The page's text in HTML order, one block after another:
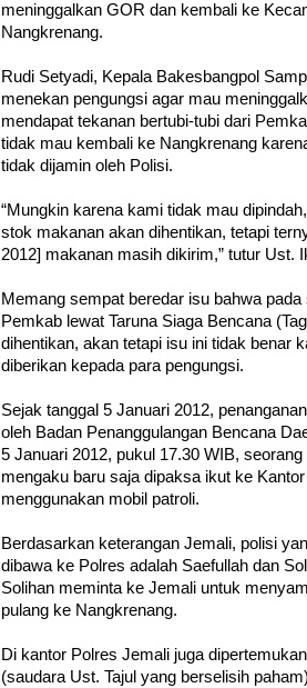
meninggalkan GOR dan kembali ke
Nangkrenang.
Rudi Setyadi, Kepala Bakesbangpol
menekan pengungsi agar mau
mendapat tekanan bertubi-tubi dari
tidak mau kembali ke Nangkrenang
tidak dijamin oleh Polisi.
“Mungkin karena kami tidak mau
stok makanan akan dihentikan, tetapi
2012] makanan masih dikirim,” tutur Ust.
Memang sempat beredar isu bahwa
Pemkab lewat Taruna Siaga Bencana
dihentikan, akan tetapi isu ini tidak benar
diberikan kepada para pengungsi.
Sejak tanggal 5 Januari 2012,
oleh Badan Penanggulangan Bencana
5 Januari 2012, pukul 17.30 WIB,
mengaku baru saja dipaksa ikut ke
menggunakan mobil patroli.
Berdasarkan keterangan Jemali, polisi
dibawa ke Polres adalah Saefullah dan
Solihan meminta ke Jemali untuk
pulang ke Nangkrenang.
Di kantor Polres Jemali juga
(saudara Ust. Tajul yang berselisih